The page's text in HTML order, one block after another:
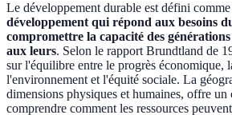
Le développement durable est défini comme
développement qui répond aux besoins
compromettre la capacité des
aux leurs. Selon le rapport Brundtland de
sur l'équilibre entre le progrès économique,
l'environnement et l'équité sociale. La
dimensions physiques et humaines, offre un
comprendre comment les ressources